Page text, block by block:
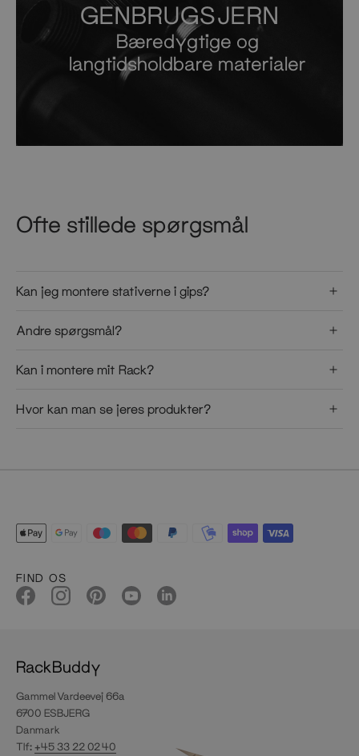
GENBRUGSJERN
Bæredygtige og
langtidsholdbare materialer
Ofte stillede spørgsmål
Kan jeg montere stativerne i gips?
Andre spørgsmål?
Kan i montere mit Rack?
Hvor kan man se jeres produkter?
FIND OS
RackBuddy
Gammel Vardeevej 66a
6700 ESBJERG
Danmark
Tlf:+45 33 22 02 40